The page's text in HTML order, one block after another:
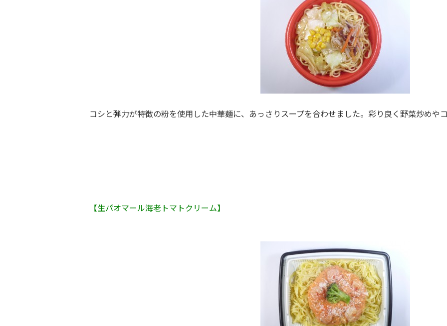
コシと弾力が特徴の粉を使用した中華麺に、あっさりスープを合わせました。彩り良く野菜炒めや
【生パオマール海老トマトクリーム】